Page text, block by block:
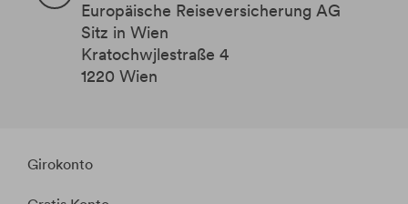
​Europäische Reiseversicherung AG
Sitz in Wien
Kratochwjlestraße 4
1220 Wien
Girokonto